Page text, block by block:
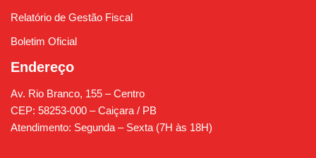
Relatório de Gestão Fiscal
Boletim Oficial
Endereço
Av. Rio Branco, 155 – Centro
CEP: 58253-000 – Caiçara / PB
Atendimento: Segunda – Sexta (7H às 18H)